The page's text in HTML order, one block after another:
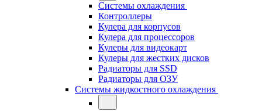
Системы охлаждения
Контроллеры
Кулера для корпусов
Кулера для процессоров
Кулеры для видеокарт
Кулеры для жестких дисков
Радиаторы для SSD
Радиаторы для ОЗУ
Системы жидкостного охлаждения